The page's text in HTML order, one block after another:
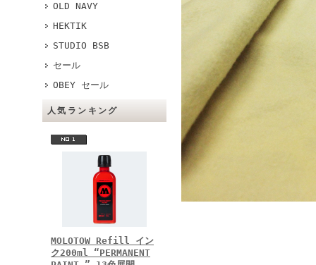
OLD NAVY
HEKTIK
STUDIO BSB
セール
OBEY セール
人気ランキング
MOLOTOW Refill イン
ク200ml “PERMANENT